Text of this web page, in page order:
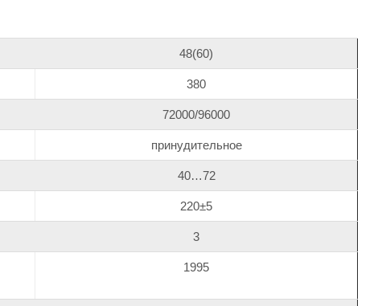
48(60)
380
72000/96000
принудительное
40…72
220±5
3
1995